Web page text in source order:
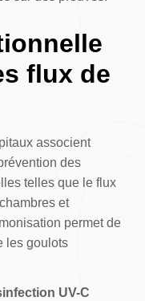
flux de
associent
des
telles que le flux
et
permet de
les goulots
UV-C